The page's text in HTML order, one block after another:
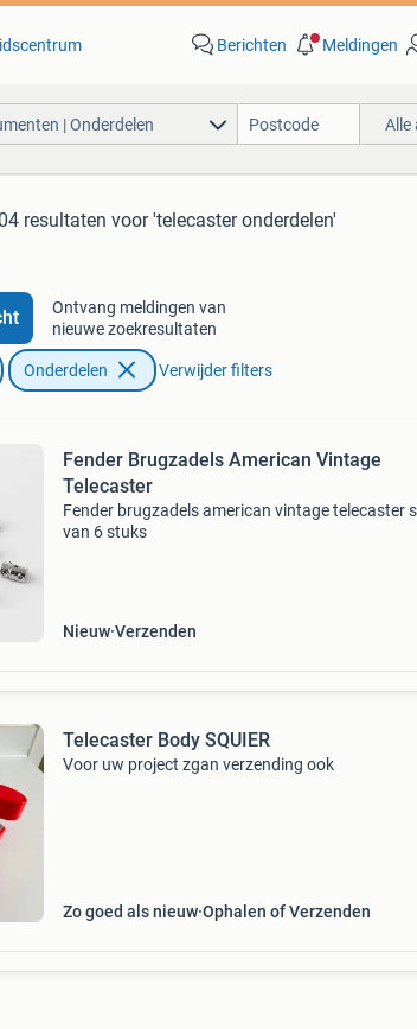
Berichten Meldingen
| Onderdelen Alle
resultaten voor 'telecaster onderdelen'
Ontvang meldingen van
nieuwe zoekresultaten
Onderdelen Verwijder filters
Fender Brugzadels American Vintage
Telecaster
Fender brugzadels american vintage telecaster
van 6 stuks
Nieuw Verzenden
Telecaster Body SQUIER
Voor uw project zgan verzending ook
Zo goed als nieuw Ophalen of Verzenden